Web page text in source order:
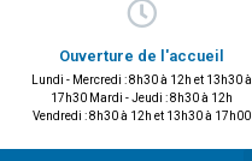
Ouverture de l'accueil
Lundi - Mercredi : 8h30 à 12h et 13h30 à
17h30 Mardi - Jeudi : 8h30 à 12h
Vendredi : 8h30 à 12h et 13h30 à 17h00